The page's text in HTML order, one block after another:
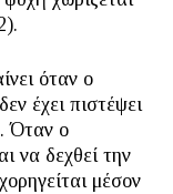
όταν ο
έχει πιστέψει
Όταν ο
να δεχθεί την
μέσον